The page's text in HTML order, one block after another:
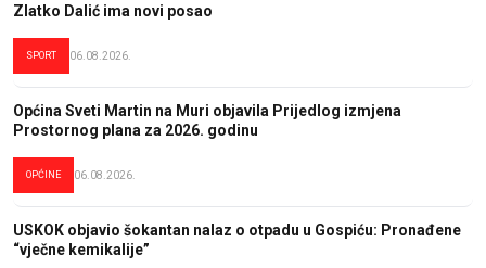
Zlatko Dalić ima novi posao
SPORT 06.08.2026.
Općina Sveti Martin na Muri objavila Prijedlog izmjena
Prostornog plana za 2026. godinu
OPĆINE 06.08.2026.
USKOK objavio šokantan nalaz o otpadu u Gospiću: Pronađene
“vječne kemikalije”